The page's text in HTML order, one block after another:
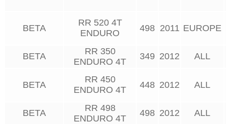
BETA
RR 520 4T
ENDURO
498 2011 EUROPE
BETA
RR 350
ENDURO 4T
349 2012 ALL
BETA
RR 450
ENDURO 4T
448 2012 ALL
BETA
RR 498
ENDURO 4T
498 2012 ALL